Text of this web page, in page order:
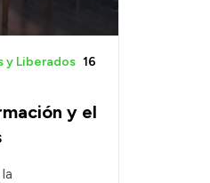
y el
y Liberados 16